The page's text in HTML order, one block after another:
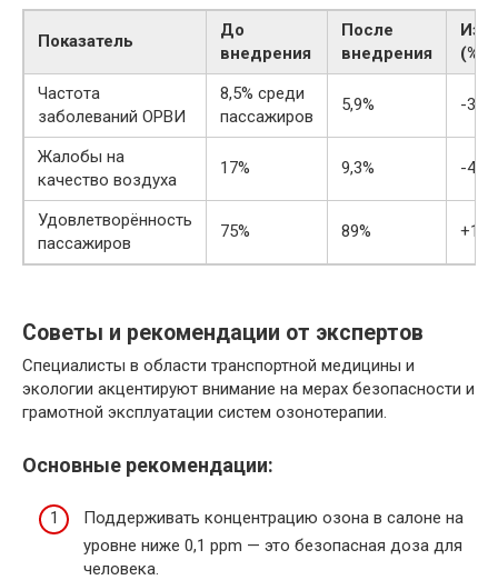
Показатель
До
внедрения
После
внедрения
(%)
Частота
заболеваний ОРВИ
8,5% среди
пассажиров
5,9% -
Жалобы на
качество воздуха
17% 9,3% -
Удовлетворённость
пассажиров
75% 89%
Советы и рекомендации от экспертов
Специалисты в области транспортной медицины и
экологии акцентируют внимание на мерах безопасности и
грамотной эксплуатации систем озонотерапии.
Основные рекомендации:
Поддерживать концентрацию озона в салоне на
уровне ниже 0,1 ppm — это безопасная доза для
человека.